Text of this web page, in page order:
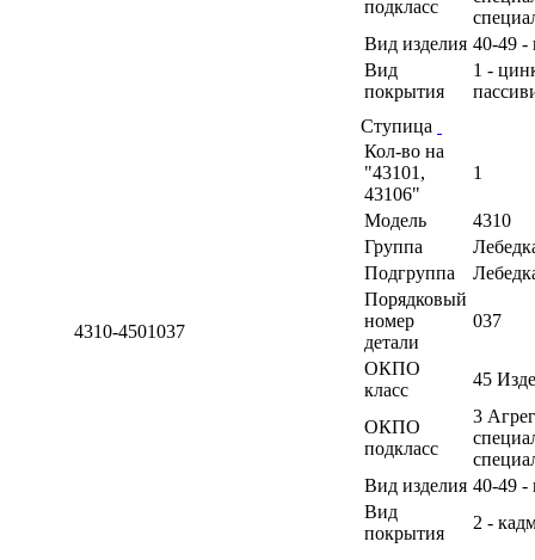
подкласс
Вид изделия 40-49 -
Вид
покрытия
1 -
4310-4501037
Ступица
Кол-во на
"43101,
43106"
1
Модель
4310
Группа
Подгруппа
Порядковый
номер
детали
037
ОКПО
класс
45
ОКПО
подкласс
3
Вид изделия 40-49 -
Вид
покрытия
2 -